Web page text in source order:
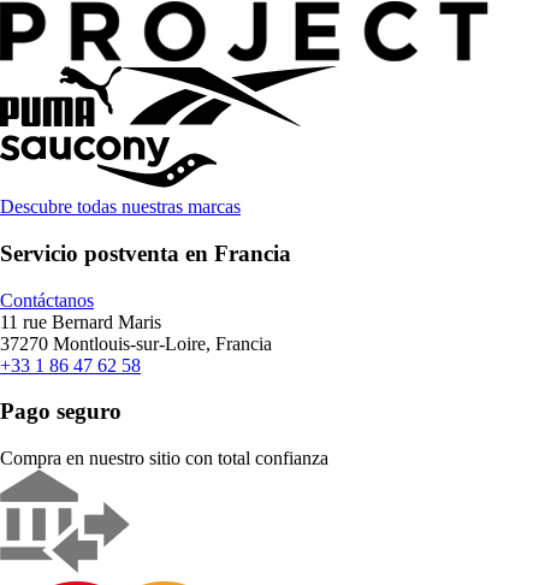
Descubre todas nuestras marcas
Servicio postventa en Francia
Contáctanos
11 rue Bernard Maris
37270 Montlouis-sur-Loire, Francia
+33 1 86 47 62 58
Pago seguro
Compra en nuestro sitio con total confianza